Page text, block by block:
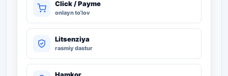
Click / Payme
onlayn to‘lov
Litsenziya
rasmiy dastur